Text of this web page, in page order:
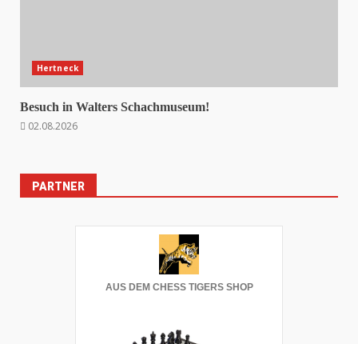
Hertneck
Besuch in Walters Schachmuseum!
02.08.2026
PARTNER
AUS DEM CHESS TIGERS SHOP